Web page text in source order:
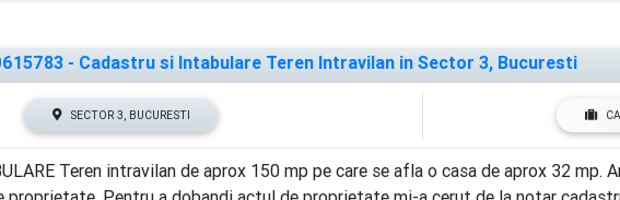
- Cadastru si Intabulare Teren Intravilan in Sector 3, Bucuresti
SECTOR 3, BUCURESTI
Teren intravilan de aprox 150 mp pe care se afla o casa de aprox 32 mp.